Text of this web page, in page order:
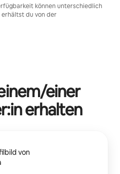
können unterschiedlich
du von der
einer
erhalten